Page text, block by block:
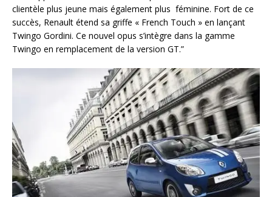
clientèle plus jeune mais également plus féminine. Fort de ce
succès, Renault étend sa griffe « French Touch » en lançant
Twingo Gordini. Ce nouvel opus s’intègre dans la gamme
Twingo en remplacement de la version GT.”